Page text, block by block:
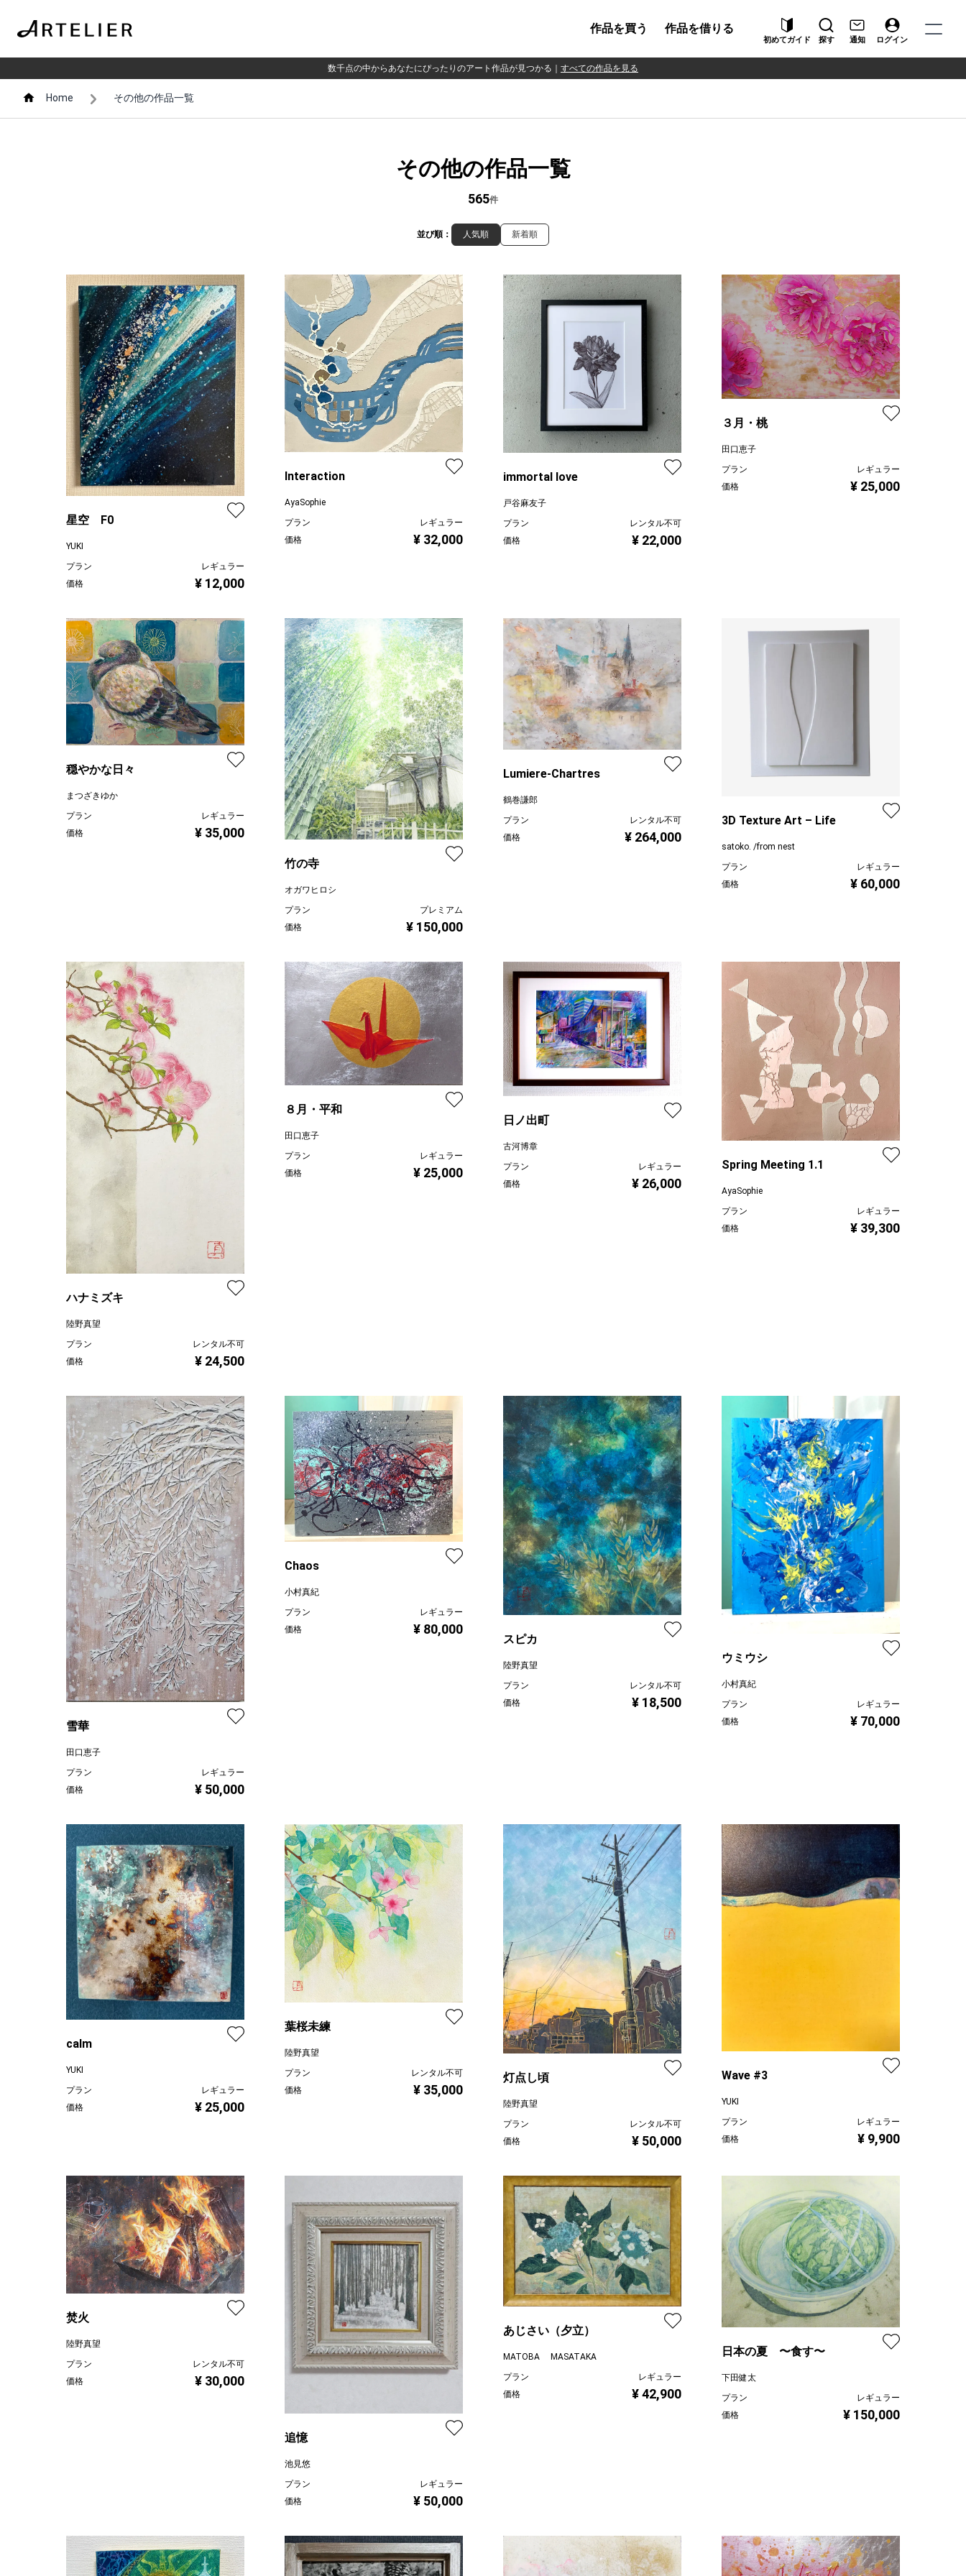
作品を買う 作品を借りる
初めてガイド 探す 通知 ログイン
数千点の中からあなたにぴったりのアート作品が見つかる すべての作品を見る
Home その他の作品一覧
その他の作品一覧
565件
並び順： 人気順 新着順
星空 F0
YUKI
プラン
レギュラー
価格
¥ 12,000
Interaction
AyaSophie
プラン
レギュラー
価格
¥ 32,000
immortal love
戸谷麻友子
プラン
レンタル不可
価格
¥ 22,000
３月・桃
田口恵子
プラン
レギュラー
価格
¥ 25,000
穏やかな日々
まつざきゆか
プラン
レギュラー
価格
¥ 35,000
竹の寺
オガワヒロシ
プラン
プレミアム
価格
¥ 150,000
Lumiere-Chartres
鶴巻謙郎
プラン
レンタル不可
価格
¥ 264,000
3D Texture Art – Life
satoko. /from nest
プラン
レギュラー
価格
¥ 60,000
ハナミズキ
陸野真望
プラン
レンタル不可
価格
¥ 24,500
８月・平和
田口恵子
プラン
レギュラー
価格
¥ 25,000
日ノ出町
古河博章
プラン
レギュラー
価格
¥ 26,000
Spring Meeting 1.1
AyaSophie
プラン
レギュラー
価格
¥ 39,300
雪華
田口恵子
プラン
レギュラー
価格
¥ 50,000
Chaos
小村真紀
プラン
レギュラー
価格
¥ 80,000
スピカ
陸野真望
プラン
レンタル不可
価格
¥ 18,500
ウミウシ
小村真紀
プラン
レギュラー
価格
¥ 70,000
calm
YUKI
プラン
レギュラー
価格
¥ 25,000
葉桜未練
陸野真望
プラン
レンタル不可
価格
¥ 35,000
灯点し頃
陸野真望
プラン
レンタル不可
価格
¥ 50,000
Wave #3
YUKI
プラン
レギュラー
価格
¥ 9,900
焚火
陸野真望
プラン
レンタル不可
価格
¥ 30,000
追憶
池見悠
プラン
レギュラー
価格
¥ 50,000
あじさい（夕立）
MATOBA MASATAKA
プラン
レギュラー
価格
¥ 42,900
日本の夏 〜食す〜
下田健太
プラン
レギュラー
価格
¥ 150,000